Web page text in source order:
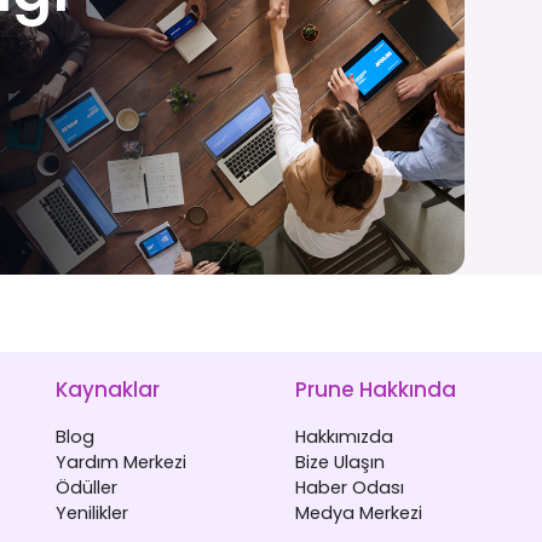
Kaynaklar
Blog
Yardım Merkezi
Ödüller
Yenilikler
Prune Hakkında
Hakkımızda
Bize Ulaşın
Haber Odası
Medya Merkezi